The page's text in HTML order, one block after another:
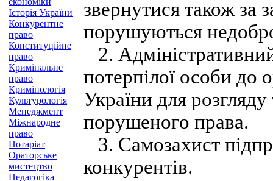
Історія України
Конкурентне
право
Конституційне
право
Кримінальне
право
Кримінологія
Культурологія
Менеджмент
Міжнародне
право
Нотаріат
Ораторське
мистецтво
Педагогіка
звернутися також за
порушуються
2.
потерпілої особи до
України для
порушеного права.
3. Самозахист
конкурентів.